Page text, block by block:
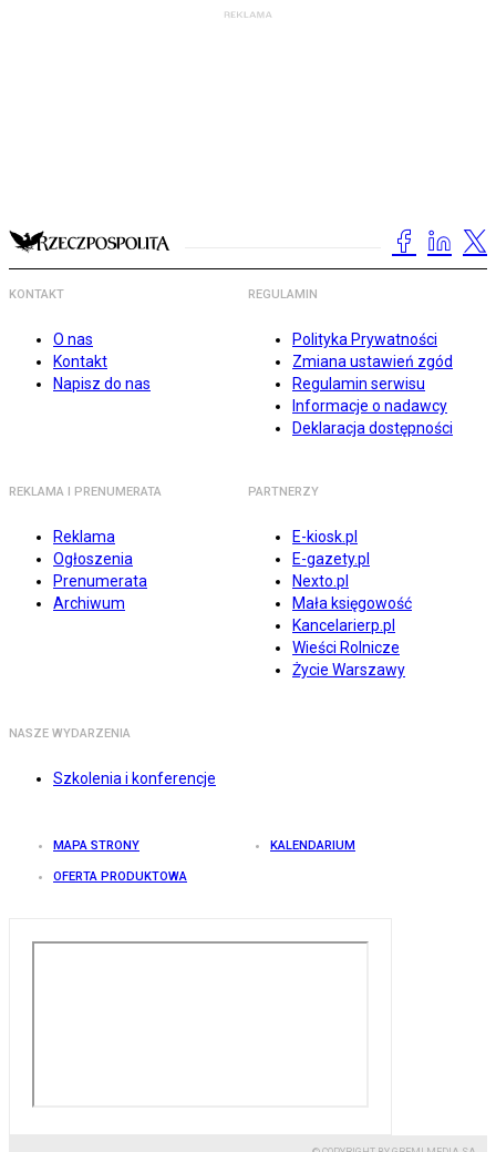
KONTAKT
O nas
Kontakt
Napisz do nas
REGULAMIN
Polityka Prywatności
Zmiana ustawień zgód
Regulamin serwisu
Informacje o nadawcy
Deklaracja dostępności
REKLAMA I PRENUMERATA
Reklama
Ogłoszenia
Prenumerata
Archiwum
PARTNERZY
E-kiosk.pl
E-gazety.pl
Nexto.pl
Mała księgowość
Kancelarierp.pl
Wieści Rolnicze
Życie Warszawy
NASZE WYDARZENIA
Szkolenia i konferencje
MAPA STRONY KALENDARIUM
OFERTA PRODUKTOWA